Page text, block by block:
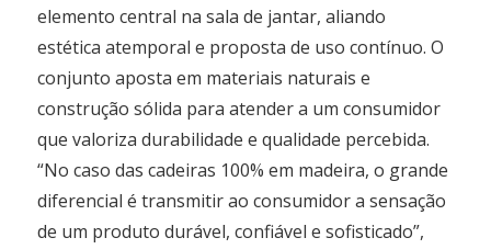
elemento central na sala de jantar, aliando
estética atemporal e proposta de uso contínuo. O
conjunto aposta em materiais naturais e
construção sólida para atender a um consumidor
que valoriza durabilidade e qualidade percebida.
“No caso das cadeiras 100% em madeira, o grande
diferencial é transmitir ao consumidor a sensação
de um produto durável, confiável e sofisticado”,